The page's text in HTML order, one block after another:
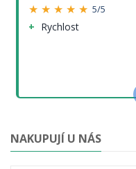
★ ★ ★ ★ ★ 5/5
Rychlost
NAKUPUJÍ U NÁS